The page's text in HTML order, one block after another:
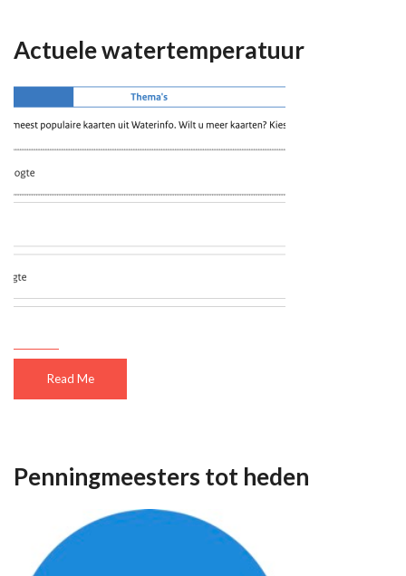
Actuele watertemperatuur
Read Me
Penningmeesters tot heden